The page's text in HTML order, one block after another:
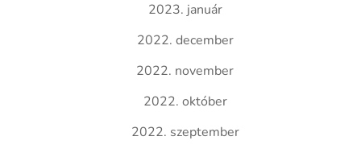
2023. január
2022. december
2022. november
2022. október
2022. szeptember